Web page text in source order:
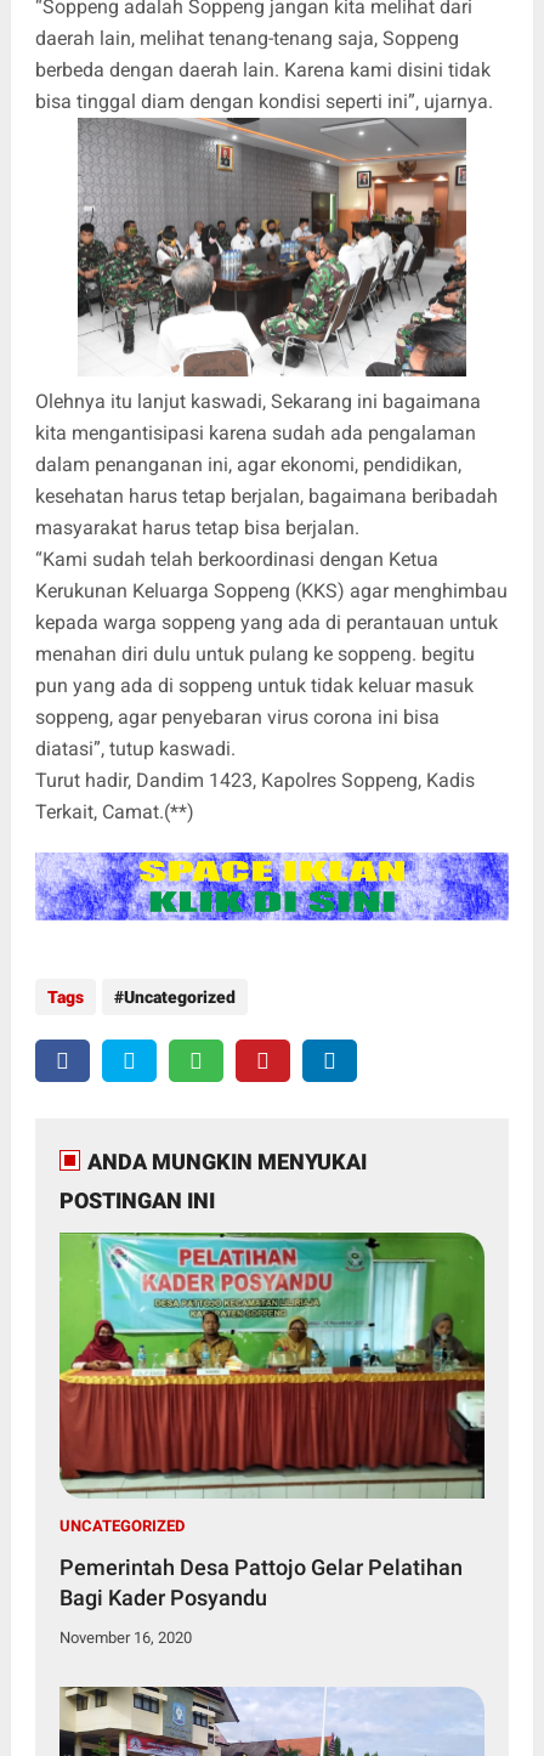
“Soppeng adalah Soppeng jangan kita melihat dari
daerah lain, melihat tenang-tenang saja, Soppeng
berbeda dengan daerah lain. Karena kami disini tidak
bisa tinggal diam dengan kondisi seperti ini”, ujarnya.
Olehnya itu lanjut kaswadi, Sekarang ini bagaimana
kita mengantisipasi karena sudah ada pengalaman
dalam penanganan ini, agar ekonomi, pendidikan,
kesehatan harus tetap berjalan, bagaimana beribadah
masyarakat harus tetap bisa berjalan.
“Kami sudah telah berkoordinasi dengan Ketua
Kerukunan Keluarga Soppeng (KKS) agar menghimbau
kepada warga soppeng yang ada di perantauan untuk
menahan diri dulu untuk pulang ke soppeng. begitu
pun yang ada di soppeng untuk tidak keluar masuk
soppeng, agar penyebaran virus corona ini bisa
diatasi”, tutup kaswadi.
Turut hadir, Dandim 1423, Kapolres Soppeng, Kadis
Terkait, Camat.(**)
Tags Uncategorized
ANDA MUNGKIN MENYUKAI
POSTINGAN INI
UNCATEGORIZED
Pemerintah Desa Pattojo Gelar Pelatihan
Bagi Kader Posyandu
November 16, 2020